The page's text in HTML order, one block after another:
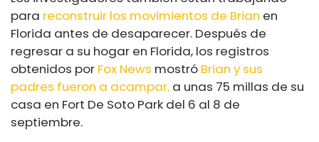
para reconstruir los movimientos de Brian en
Florida antes de desaparecer. Después de
regresar a su hogar en Florida, los registros
obtenidos por Fox News mostró Brian y sus
padres fueron a acampar. a unas 75 millas de su
casa en Fort De Soto Park del 6 al 8 de
septiembre.